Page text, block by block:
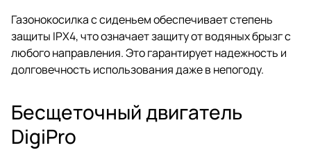
Газонокосилка с сиденьем обеспечивает степень
защиты IPX4, что означает защиту от водяных брызг с
любого направления. Это гарантирует надежность и
долговечность использования даже в непогоду.
Бесщеточный двигатель
DigiPro